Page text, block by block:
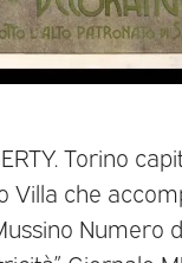
Torino
Villa che
Numero